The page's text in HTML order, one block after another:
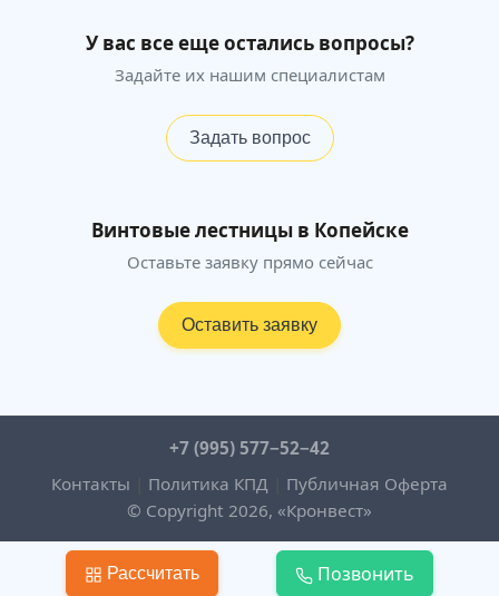
У вас все еще остались вопросы?
Задайте их нашим специалистам
Задать вопрос
Винтовые лестницы в Копейске
Оставьте заявку прямо сейчас
Оставить заявку
© Copyright 2026, «Кронвест»
+7 (995) 577−52−42
Контакты
Политика КПД Публичная Оферта
Рассчитать Позвонить